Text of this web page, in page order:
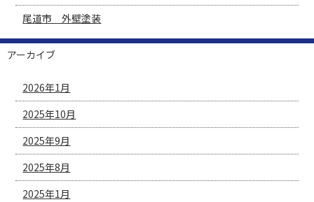
尾道市 外壁塗装
アーカイブ
2026年1月
2025年10月
2025年9月
2025年8月
2025年1月